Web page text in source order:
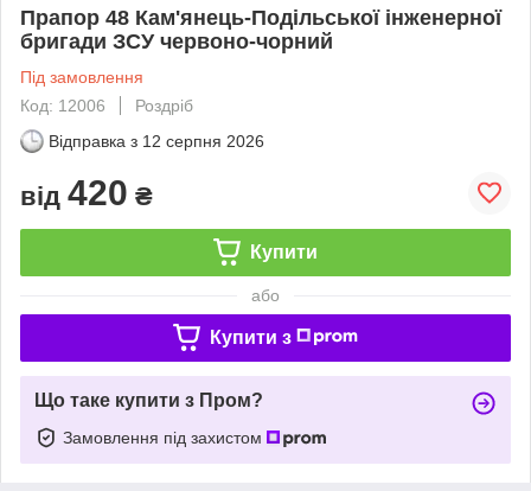
Прапор 48 Кам'янець-Подільської інженерної
бригади ЗСУ червоно-чорний
Під замовлення
Код: 12006
Роздріб
Відправка з 12 серпня 2026
від 420 ₴
Купити
або
Купити з
Що таке купити з Пром?
Замовлення під захистом